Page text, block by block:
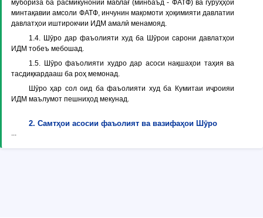
мубориза ба расмикунонии маблағ (минбаъд - ФАТФ) ва гурӯҳҳои
минтақавии амсоли ФАТФ, инчунин мақомоти ҳоқимияти давлатии
давлатҳои иштирокчии ИДМ амалӣ менамояд.
1.4. Шӯро дар фаъолияти худ ба Шӯрои сарони давлатҳои
ИДМ тобеъ мебошад.
1.5. Шӯро фаъолияти худро дар асоси нақшаҳои таҳия ва
тасдиқкардааш ба роҳ мемонад.
Шӯро ҳар сол оид ба фаъолияти худ ба Кумитаи иҷроияи
ИДМ маълумот пешниҳод мекунад.
2. Самтҳои асосии фаъолият ва вазифаҳои Шӯро
...